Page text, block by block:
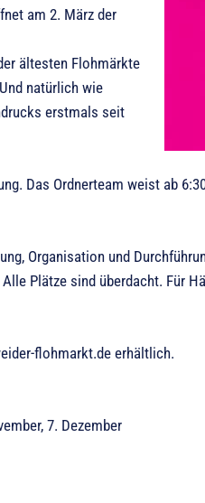
am 2. März der
ältesten Flohmärkte
natürlich wie
erstmals seit
Das Ordnerteam weist ab
Organisation und
Plätze sind überdacht. Für
flohmarkt.de erhältlich.
7. Dezember